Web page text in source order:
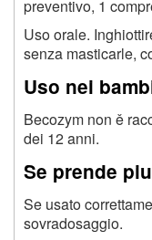
preventivo, 1
Uso orale.
senza masticarle,
Uso nei
Becozym non ě
dei 12 anni.
Se prende
Se usato
sovradosaggio.